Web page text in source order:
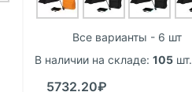
Все варианты - 6 шт
В наличии на складе: 105 шт.
5732.20₽